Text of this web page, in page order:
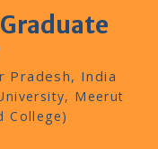
Pradesh, India